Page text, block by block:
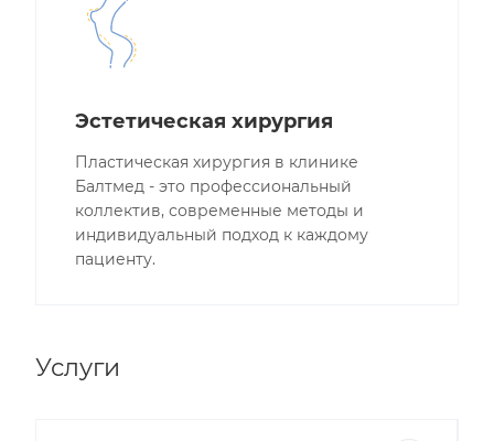
Эстетическая хирургия
Пластическая хирургия в клинике
Балтмед - это профессиональный
коллектив, современные методы и
индивидуальный подход к каждому
пациенту.
Услуги